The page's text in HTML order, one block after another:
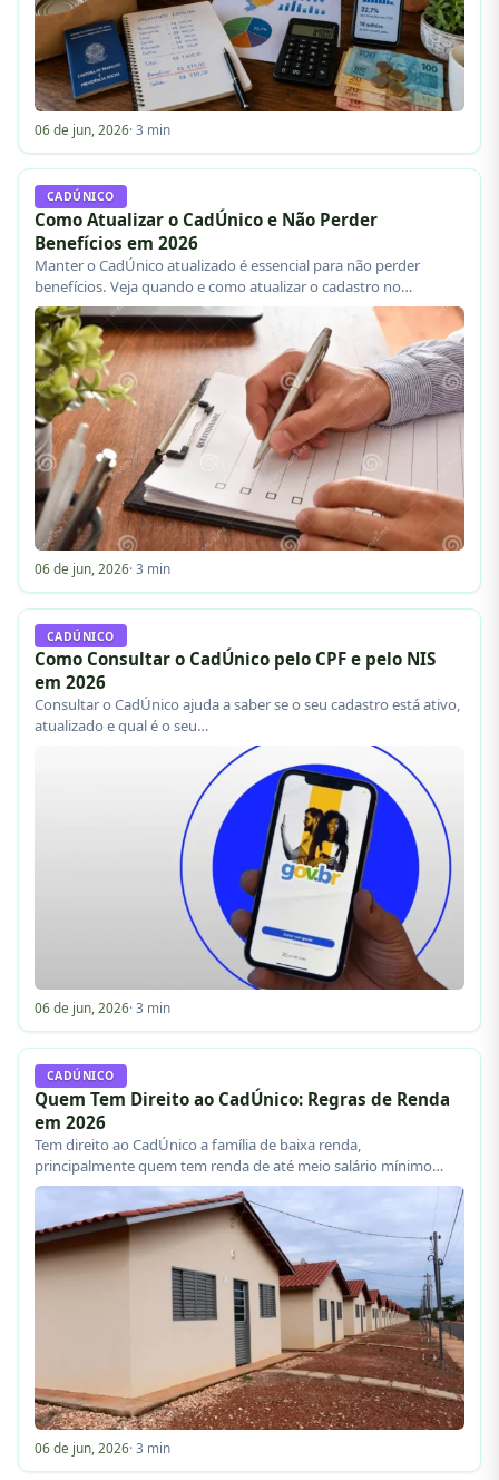
06 de jun, 2026· 3 min
CADÚNICO
Como Atualizar o CadÚnico e Não Perder
Benefícios em 2026
Manter o CadÚnico atualizado é essencial para não perder
benefícios. Veja quando e como atualizar o cadastro no…
06 de jun, 2026· 3 min
CADÚNICO
Como Consultar o CadÚnico pelo CPF e pelo NIS
em 2026
Consultar o CadÚnico ajuda a saber se o seu cadastro está ativo,
atualizado e qual é o seu…
06 de jun, 2026· 3 min
CADÚNICO
Quem Tem Direito ao CadÚnico: Regras de Renda
em 2026
Tem direito ao CadÚnico a família de baixa renda,
principalmente quem tem renda de até meio salário mínimo…
06 de jun, 2026· 3 min